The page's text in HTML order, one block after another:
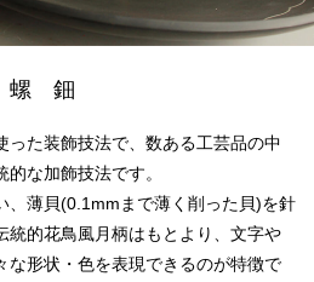
螺 鈿
った装飾技法で、数ある工芸品の中
な加飾技法です。
、薄貝(0.1mmまで薄く削った貝)を針
統的花鳥風月柄はもとより、文字や
な形状・色を表現できるのが特徴で